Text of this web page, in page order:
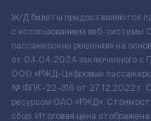
Ж/Д билеты предоставляются
с использованием веб-
пассажирские решения» на
от 04.04.2024 заключенного с
ООО «РЖД-Цифровые
№ ФПК-22-316 от 27.12.2022 г.
ресурсом ОАО «РЖД».
сбор. Итоговая цена